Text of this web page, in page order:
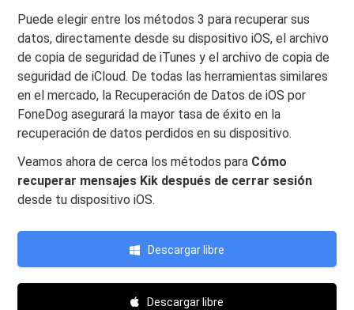
Puede elegir entre los métodos 3 para recuperar sus
datos, directamente desde su dispositivo iOS, el archivo
de copia de seguridad de iTunes y el archivo de copia de
seguridad de iCloud. De todas las herramientas similares
en el mercado, la Recuperación de Datos de iOS por
FoneDog asegurará la mayor tasa de éxito en la
recuperación de datos perdidos en su dispositivo.
Veamos ahora de cerca los métodos para Cómo
recuperar mensajes Kik después de cerrar sesión
desde tu dispositivo iOS.
Descargar libre
Descargar libre